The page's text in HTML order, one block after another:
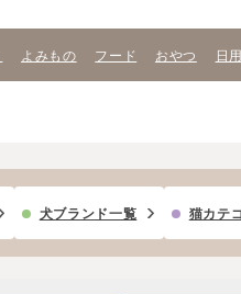
よみもの フード おやつ 日
犬ブランド一覧 猫カテ